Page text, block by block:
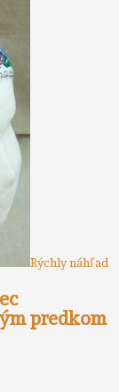
Rýchly náhľad
predkom